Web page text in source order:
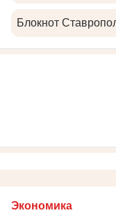
Блокнот
Экономика